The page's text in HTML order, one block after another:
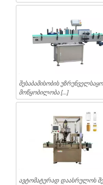
შესაბამისობის
მოწყობილობა […]
ავტომატურად დაასრულოს